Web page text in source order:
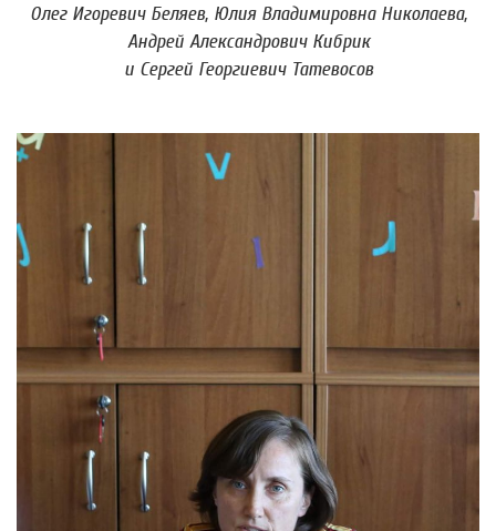
Олег Игоревич Беляев, Юлия Владимировна Николаева,
Андрей Александрович Кибрик
и Сергей Георгиевич Татевосов